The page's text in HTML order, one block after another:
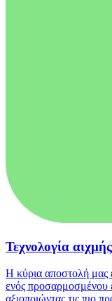
Τεχνολογία αιχμής
Η κύρια αποστολή μας
ενός προσαρμοσμένου